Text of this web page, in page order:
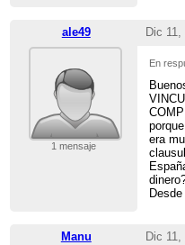
ale49 Dic 11,
1 mensaje
En
era
Manu Dic